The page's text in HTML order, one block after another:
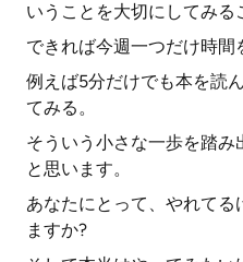
いうことを大切にしてみる
できれば今週一つだけ時間
例えば5分だけでも本を読
てみる。
そういう小さな一歩を踏
と思います。
あなたにとって、やれてる
ますか?